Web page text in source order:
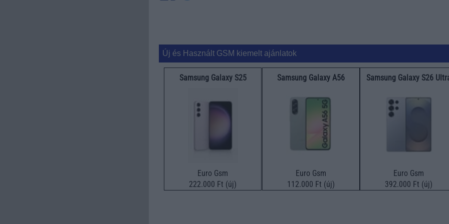
Új és Használt GSM kiemelt ajánlatok
Samsung Galaxy S25
Euro Gsm
222.000 Ft (új)
Samsung Galaxy A56
Euro Gsm
112.000 Ft (új)
Samsung Galaxy S26
Euro Gsm
392.000 Ft (új)